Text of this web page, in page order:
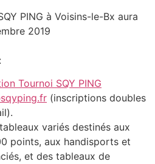
du club
PING à Voisins-le-Bx aura
2019
Tournoi SQY PING
(inscriptions doubles
variés destinés aux
points, aux handisports et
et des tableaux de